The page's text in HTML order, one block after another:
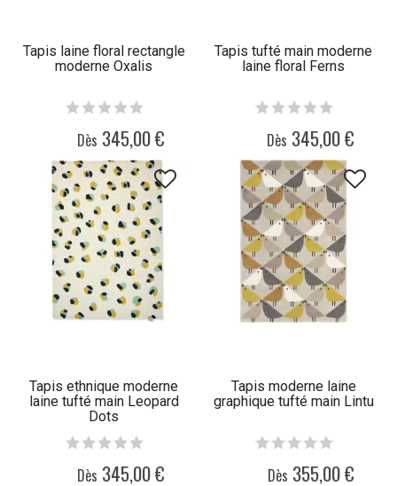
Tapis laine floral rectangle
moderne Oxalis
Dès 345,00 €
Tapis tufté main moderne
laine floral Ferns
Dès 345,00 €
Tapis ethnique moderne
laine tufté main Leopard
Dots
Dès 345,00 €
Tapis moderne laine
graphique tufté main Lintu
Dès 355,00 €